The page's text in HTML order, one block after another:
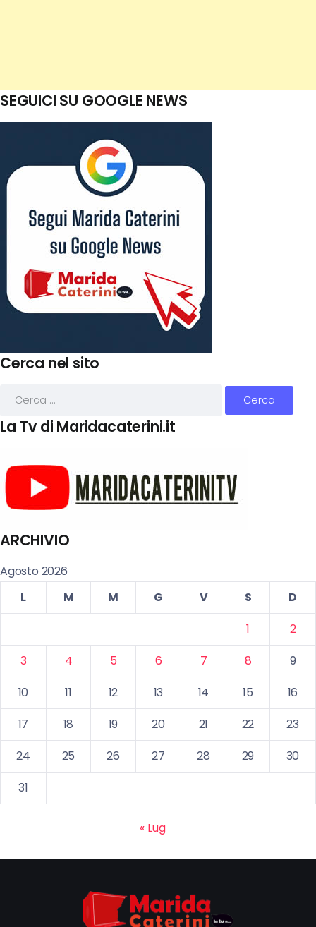
SEGUICI SU GOOGLE NEWS
Cerca nel sito
La Tv di Maridacaterini.it
ARCHIVIO
Agosto 2026
L
M M G V S
D
1
2
3
4 5 6 7 8
9
10
11 12 13 14 15
16
17
18 19 20 21 22
23
24
25 26 27 28 29
30
31
« Lug